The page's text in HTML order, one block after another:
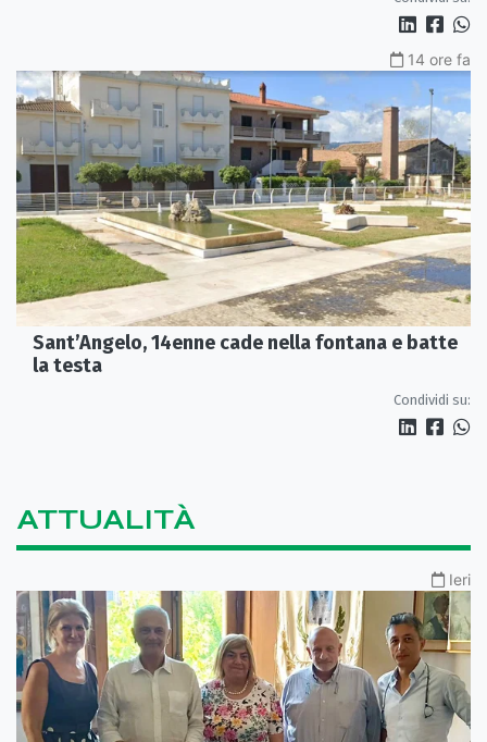
14 ore fa
Sant’Angelo, 14enne cade nella fontana e batte
la testa
Condividi su:
ATTUALITÀ
Ieri